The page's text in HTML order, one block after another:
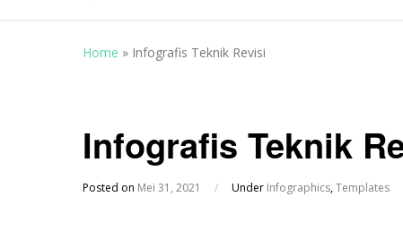
Home » Infografis Teknik Revisi
Infografis Teknik
Posted on Mei 31, 2021 / Under Infographics,Templates